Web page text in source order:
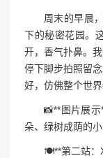
周末的早晨
下的秘密花园。
开，香气扑鼻。
停下脚步拍照留
好，仿佛整个世界
📸**图片展
朵、绿树成荫的小
🍽️**第二站：